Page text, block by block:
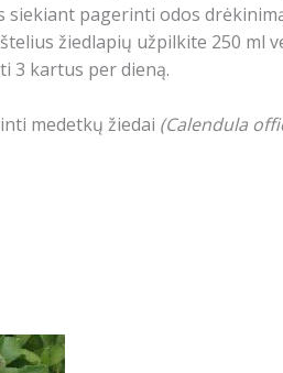
siekiant pagerinti odos
žiedlapių užpilkite 250 ml
3 kartus per dieną.
medetkų žiedai (Calendula